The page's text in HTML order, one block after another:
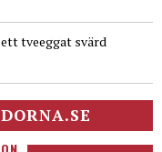
tveeggat svärd